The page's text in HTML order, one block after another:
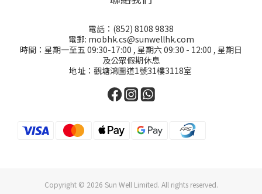
電話：(852) 8108 9838
電郵: mobhk.cs@sunwellhk.com
時間：星期一至五 09:30-17:00 , 星期六 09:30 - 12:00 , 星期日
及公眾假期休息
地址：觀塘鴻圖道1號31樓3118室
Copyright © 2026 Sun Well Limited. All rights reserved.